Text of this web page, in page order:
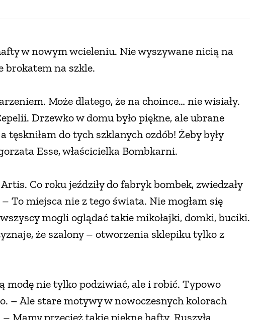
w nowym wcieleniu. Nie wyszywane nicią na
brokatem na szkle.
Może dlatego, że na choince… nie wisiały.
Drzewko w domu było piękne, ale ubrane
tęskniłam do tych szklanych ozdób! Żeby były
Esse, właścicielka Bombkarni.
Co roku jeździły do fabryk bombek, zwiedzały
To miejsca nie z tego świata. Nie mogłam się
mogli oglądać takie mikołajki, domki, buciki.
że szalony – otworzenia sklepiku tylko z
modę nie tylko podziwiać, ale i robić. Typowo
– Ale stare motywy w nowoczesnych kolorach
Mamy przecież takie piękne hafty. Ruszyła